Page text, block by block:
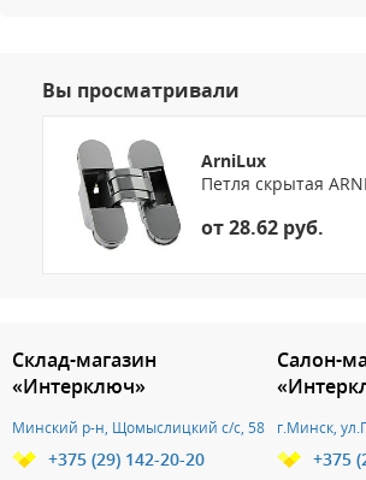
Вы просматривали
ArniLux
Петля скрытая
от 28.62 руб.
Склад-магазин
«Интерключ»
Минский р-н, Щомыслицкий с/с, 58
+375 (29) 142-20-20
Салон-
г.Минск,
+375